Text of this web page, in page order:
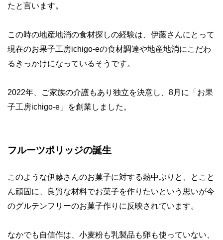
たと言います。
この時の地産地消の食材探しの経験は、伊藤さんにとって
現在のお果子工房ichigo-eの食材調達や地産地消にこだわ
るきっかけになっているそうです。
2022年、ご家族の介護もあり独立を決意し、8月に「お果
子工房ichigo-e」を創業しました。
フルーツポリッジの誕生
このような伊藤さんのお菓子に対する熱中ぶりと、とこと
ん頑固に、良質な材料でお菓子を作りたいという思いが今
のグルテンフリーのお菓子作りに反映されています。
なかでも自信作は、小麦粉も乳製品も卵も使っていない、